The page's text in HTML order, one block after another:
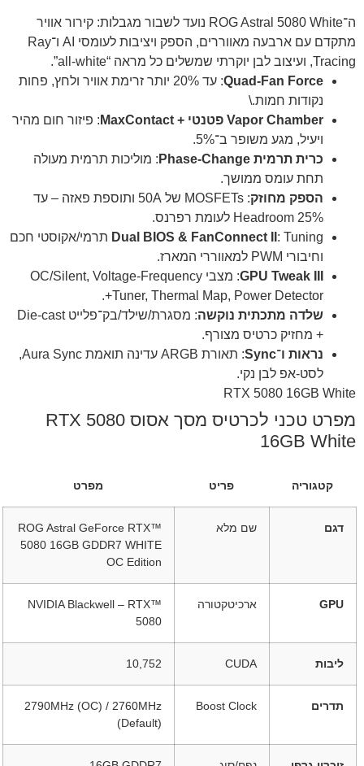
ה־ROG Astral 5080 White נועד לשבור מגבלות: קירור אוויר
מתקדם עם ארבעה מאווררים, הספק ויציבות לעומסי AI ו־Ray
Tracing, ועיצוב לבן יוקרתי שמשלים כל מראה “all-white”.
Quad-Fan Force
: עד 20% יותר זרימת אוויר ולחץ, פחות
נקודות חמות.\
Vapor Chamber פטנטי + MaxContact
: פיזור חום מהיר
ויעיל, מגע משופר ב־5%.
כרית תרמית Phase-Change
: מוליכות תרמית מעולה
תחת עומס ממושך.
הספק מחוזק
: MOSFETs של 50A ותוספת פאזה – עד
25% Headroom לעומת רפרנס.
Dual BIOS & FanConnect II : Tuning תרמי/אקוסטי חכם
וחיבורי PWM למאווררי המארז.
GPU Tweak III
: מצבי OC/Silent, Voltage-Frequency
Tuner, Thermal Map, Power Detector+.
שלדה מתכתית נוקשה
: מסגרת/שילד/בק־פלייט Die-cast
+ מחזיק כרטיס מצורף.
נראות ו־Sync
: תאורת ARGB עדינה תואמת Aura Sync,
לסט-אפ לבן נקי.
RTX 5080 16GB White
מפרט טכני לכרטיס מסך אסוס RTX 5080
16GB White
קטגוריה פריט מפרט
דגם שם מלא
ROG Astral GeForce RTX™
5080 16GB GDDR7 WHITE
OC Edition
GPU ארכיטקטורה
NVIDIA Blackwell – RTX™
5080
ליבות CUDA
‎10,752‎
תדרים Boost Clock
‎2790MHz (OC)‎ / ‎2760MHz
(Default)‎